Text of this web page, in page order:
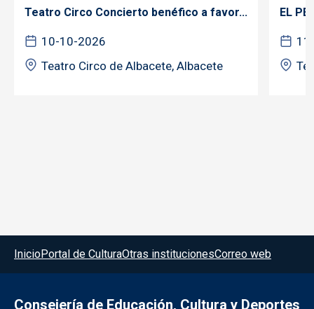
Teatro Circo Concierto benéfico a favor...
10-10-2026
Teatro Circo de Albacete, Albacete
EL
Menú del pie
InicioPortal de CulturaOtras institucionesCorreo web
Consejería de Educación, Cultura y Deportes